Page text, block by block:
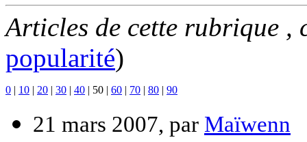
Articles de cette rubrique ,
popularité)
0 | 10 | 20 | 30 | 40 | 50 | 60 | 70 | 80 | 90
21 mars 2007, par Maïwenn